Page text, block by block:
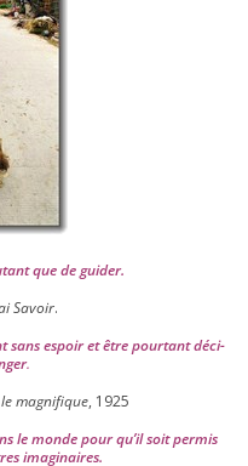
que de gui­der.
Savoir.
sans espoir et être pour­tant déci­
.
magni­fique, 1925
le monde pour qu’il soit per­mis
imaginaires.